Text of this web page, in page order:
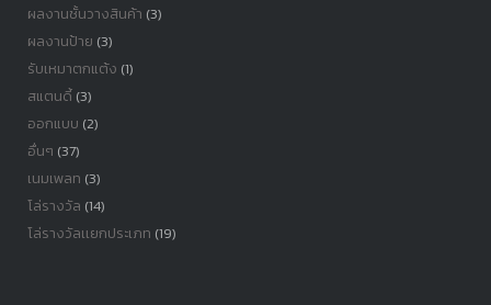
ผลงานชั้นวางสินค้า (3)
ผลงานป้าย (3)
รับเหมาตกแต้ง (1)
สแตนดี้(3)
ออกแบบ (2)
อื่นๆ (37)
เนมเพลท (3)
โล่รางวัล (14)
โล่รางวัลเเยกประเภท (19)